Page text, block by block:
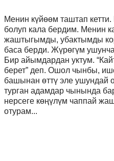
Менин күйөөм таштап
болуп кала бердим. Менин
жаштыгымды, убактымды
баса берди. Жүрөгүм
Бир айымдардан уктум.
берет” деп. Ошол чынбы,
башынан өттү эле ушундай
турган адамдар чынында
нерсеге көңүлүм чаппай
отурам...